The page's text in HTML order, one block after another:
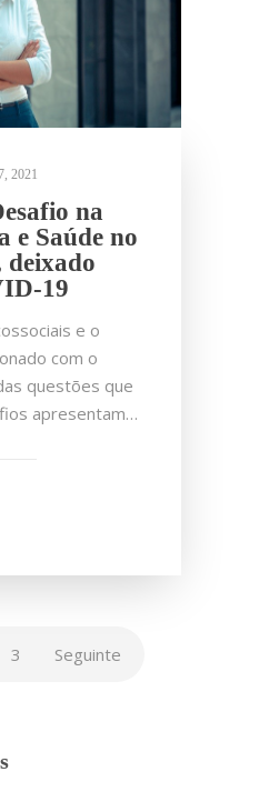
2021
na
e Saúde no
deixado
19
e o
com o
questões que
apresentam…
3 Seguinte